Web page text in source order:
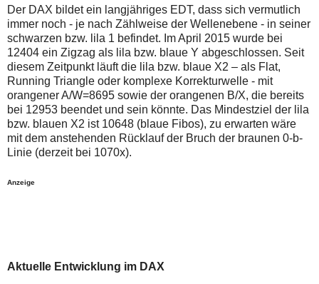
auch
Verstösse
gegen
die
Netiquette
oder
ein
Missbrauch
der
Kommentarfunktion
sein.
Bitte
überprüfen
Sie
oder
zu
Alternativ
sind
die
Post
auch
auf
der
Plattform
wallstreet-
online.de
verfügbar.
Der DAX bildet ein langjähriges EDT, dass sich vermutlich
immer noch - je nach Zählweise der Wellenebene - in seiner
schwarzen bzw. lila 1 befindet. Im April 2015 wurde bei
12404 ein Zigzag als lila bzw. blaue Y abgeschlossen. Seit
diesem Zeitpunkt läuft die lila bzw. blaue X2 – als Flat,
Running Triangle oder komplexe Korrekturwelle - mit
orangener A/W=8695 sowie der orangenen B/X, die bereits
bei 12953 beendet und sein könnte. Das Mindestziel der lila
bzw. blauen X2 ist 10648 (blaue Fibos), zu erwarten wäre
mit dem anstehenden Rücklauf der Bruch der braunen 0-b-
Linie (derzeit bei 1070x).
Anzeige
Aktuelle Entwicklung im DAX